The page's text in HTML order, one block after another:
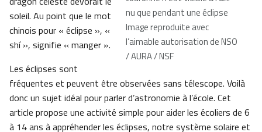
nu que pendant une éclipse
Image reproduite avec
l’aimable autorisation de NSO
/ AURA / NSF
soleil. Au point que le mot
chinois pour « éclipse », «
shí », signifie « manger ».
Les éclipses sont
fréquentes et peuvent être observées sans télescope. Voilà
donc un sujet idéal pour parler d’astronomie à l’école. Cet
article propose une activité simple pour aider les écoliers de 6
à 14 ans à appréhender les éclipses, notre système solaire et